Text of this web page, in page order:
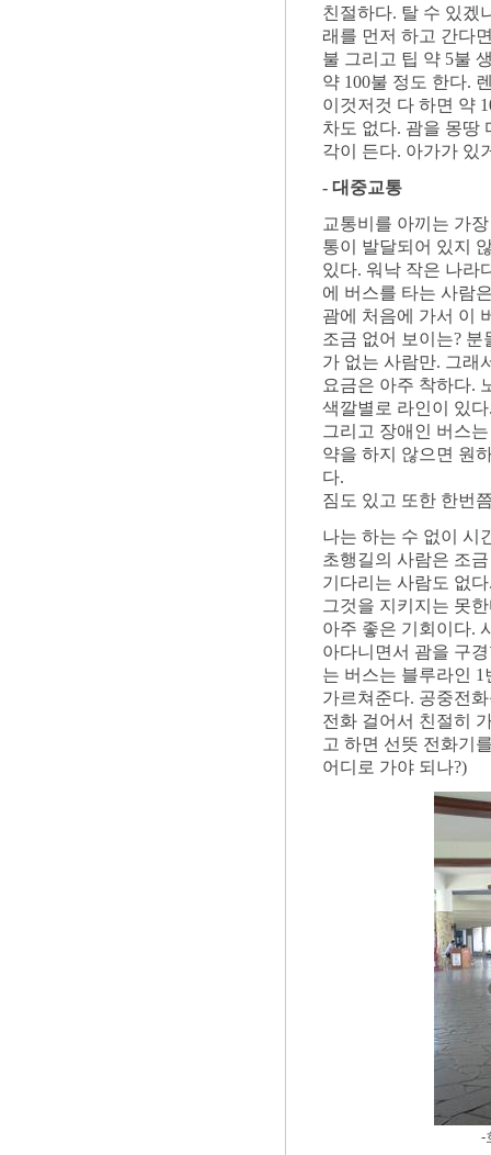
친절하다. 탈 수 있겠
래를 먼저 하고 간다
불 그리고 팁 약 5불
약 100불 정도 한다.
이것저것 다 하면 약
차도 없다. 괌을 몽땅
각이 든다. 아가가 있
- 대중교통
교통비를 아끼는 가
통이 발달되어 있지
있다. 워낙 작은 나라
에 버스를 타는 사람
괌에 처음에 가서 이
조금 없어 보이는?
가 없는 사람만. 그래
요금은 아주 착하다.
색깔별로 라인이 있
그리고 장애인 버스
약을 하지 않으면 원
다.
짐도 있고 또한 한번
나는 하는 수 없이 시
초행길의 사람은 조
기다리는 사람도 없
그것을 지키지는 못
아주 좋은 기회이다.
아다니면서 괌을 구
는 버스는 블루라인
가르쳐준다. 공중전
전화 걸어서 친절히
고 하면 선뜻 전화기
어디로 가야 되나?)
-